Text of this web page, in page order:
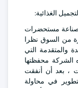
مستحضرات
من السوق نظرا
والمتقدمة التي
الشركة محفظتها
، بعد أن أنفقت
في محاولة